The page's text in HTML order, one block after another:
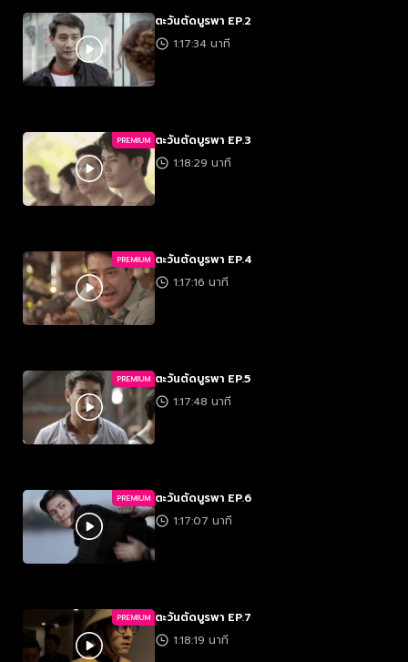
ตะวันตัดบูรพา EP.2
1:17:34 นาที
PREMIUM ตะวันตัดบูรพา EP.3
1:18:29 นาที
PREMIUM ตะวันตัดบูรพา EP.4
1:17:16 นาที
PREMIUM ตะวันตัดบูรพา EP.5
1:17:48 นาที
PREMIUM ตะวันตัดบูรพา EP.6
1:17:07 นาที
PREMIUM ตะวันตัดบูรพา EP.7
1:18:19 นาที